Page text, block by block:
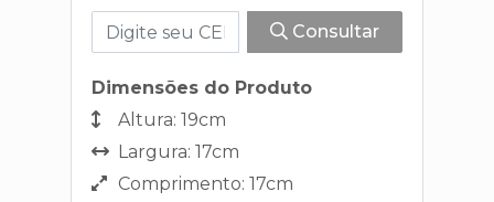
Consultar
Dimensões do Produto
Altura: 19cm
Largura: 17cm
Comprimento: 17cm